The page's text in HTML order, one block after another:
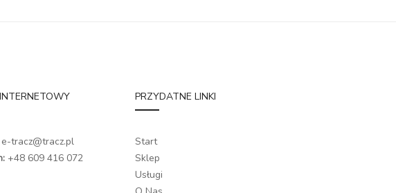
e-tracz@tracz.pl
+48 609 416 072
PRZYDATNE LINKI
Start
Sklep
Usługi